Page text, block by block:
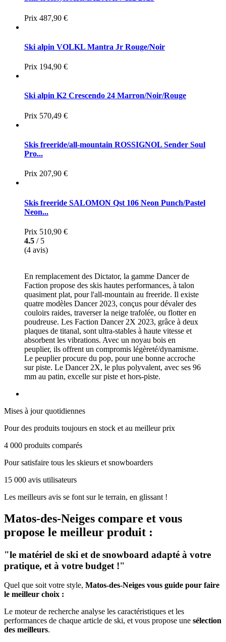
Prix 487,90 €
Ski alpin VOLKL Mantra Jr Rouge/Noir
Prix 194,90 €
Ski alpin K2 Crescendo 24 Marron/Noir/Rouge
Prix 570,49 €
Skis freeride/all-mountain ROSSIGNOL Sender Soul
Pro...
Prix 207,90 €
Skis freeride SALOMON Qst 106 Neon Punch/Pastel
Neon...
Prix 510,90 €
4.5 / 5
(4 avis)
En remplacement des Dictator, la gamme Dancer de
Faction propose des skis hautes performances, à talon
quasiment plat, pour l'all-mountain au freeride. Il existe
quatre modèles Dancer 2023, conçus pour dévaler des
couloirs raides, traverser la neige trafolée, ou flotter en
poudreuse. Les Faction Dancer 2X 2023, grâce à deux
plaques de titanal, sont ultra-stables à haute vitesse et
absorbent les vibrations. Avec un noyau bois en
peuplier, ils offrent un compromis légèreté/dynamisme.
Le peuplier procure du pop, pour une bonne accroche
sur piste. Le Dancer 2X, le plus polyvalent, avec ses 96
mm au patin, excelle sur piste et hors-piste.
Mises à jour quotidiennes
Pour des produits toujours en stock et au meilleur prix
4 000 produits comparés
Pour satisfaire tous les skieurs et snowboarders
15 000 avis utilisateurs
Les meilleurs avis se font sur le terrain, en glissant !
Matos-des-Neiges compare et vous
propose le meilleur produit :
"le matériel de ski et de snowboard adapté à votre
pratique, et à votre budget !"
Quel que soit votre style, Matos-des-Neiges vous guide pour faire
le meilleur choix :
Le moteur de recherche analyse les caractéristiques et les
performances de chaque article de ski, et vous propose une sélection
des meilleurs.